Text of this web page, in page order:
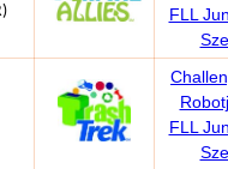
FLL
FLL